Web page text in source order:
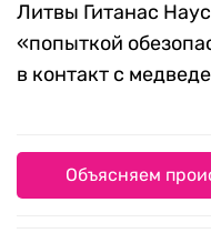
Литвы Гитанас
«попыткой
в контакт с
Объясняем